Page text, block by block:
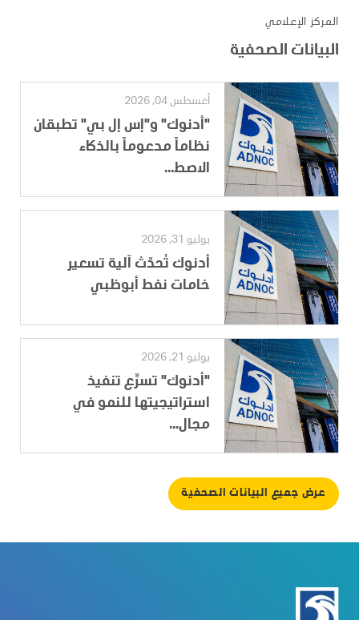
المركز الإعلامي
البيانات الصحفية
أغسطس 04, 2026
"أدنوك" و"إس إل بي" تطبقان
نظاماً مدعوماً بالذكاء
الاصط...
يوليو 31, 2026
أدنوك تُحدّث آلية تسعير
خامات نفط أبوظبي
يوليو 21, 2026
"أدنوك" تسرِّع تنفيذ
استراتيجيتها للنمو في
مجال...
عرض جميع البيانات الصحفية